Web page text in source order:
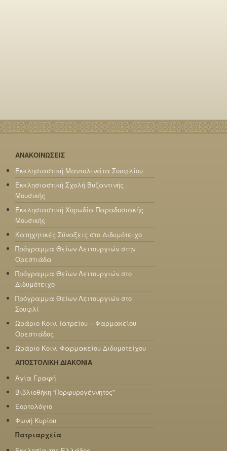
ΑΝΑΚΟΙΝΩΣΕΙΣ
Εκκλησιαστική Μαντολινάτα Σουφλίου
Εκκλησιαστική Σχολή Βυζαντινής
Μουσικής
Εκκλησιαστική Χορωδία Παραδοσιακής
Μουσικής
Κατηχητικές Σύναξεις στο Διδυμότειχο
Πρόγραμμα Θείων Λειτουργιών στην
Ορεστιάδα
Πρόγραμμα Θείων Λειτουργιών στο
Διδυμότειχο
Πρόγραμμα Θείων Λειτουργιών στο
Σουφλί
Ωράριο Κοιν. Ιατρείου – Φαρμακείου
Ορεστιάδος
Ωράριο Κοιν. Φαρμακείου Διδυμοτείχου
ΑΠΟΣΤΟΛΙΚΗ ΔΙΑΚΟΝΙΑ
Αγία Γραφή
Βιβλιοθήκη “Πορφυρογέννητος”
Εορτολόγιο
Φωνή Κυρίου
Πατριαρχεία